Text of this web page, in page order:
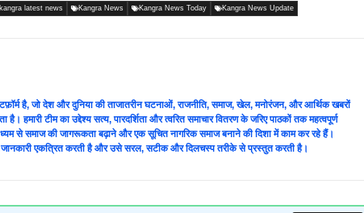
kangra latest news Kangra News Kangra News Today Kangra News Update
है, जो देश और दुनिया की ताजातरीन घटनाओं, राजनीति, समाज, खेल, मनोरंजन, और आर्थिक खबरों
हमारी टीम का उद्देश्य सत्य, पारदर्शिता और त्वरित समाचार वितरण के जरिए पाठकों तक महत्वपूर्ण
से समाज की जागरूकता बढ़ाने और एक सूचित नागरिक समाज बनाने की दिशा में काम कर रहे हैं।
जानकारी एकत्रित करती है और उसे सरल, सटीक और दिलचस्प तरीके से प्रस्तुत करती है।